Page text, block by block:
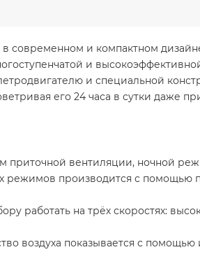
в современном и компактном
и
и специальной
его 24 часа в сутки даже
вентиляции, ночной
режимов производится с помощью
работать на трёх скоростях:
воздуха показывается с